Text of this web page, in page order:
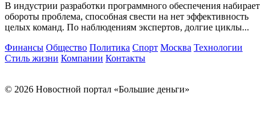
В индустрии разработки программного обеспечения набирает
обороты проблема, способная свести на нет эффективность
целых команд. По наблюдениям экспертов, долгие циклы...
Финансы Общество Политика Спорт Москва Технологии
Стиль жизни Компании Контакты
© 2026 Новостной портал «Большие деньги»